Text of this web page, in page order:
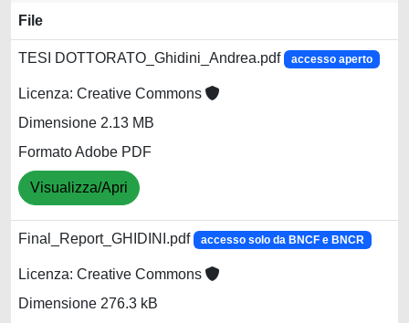
File
TESI DOTTORATO_Ghidini_Andrea.pdf accesso aperto
Licenza: Creative Commons
Dimensione 2.13 MB
Formato Adobe PDF
Visualizza/Apri
Final_Report_GHIDINI.pdf accesso solo da BNCF e BNCR
Licenza: Creative Commons
Dimensione 276.3 kB